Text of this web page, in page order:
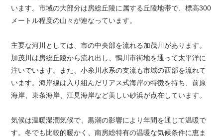
います。市域の大部分は房総丘陵に属する丘陵地帯で、標高300
メートル程度の山々が連なっています。
主要な河川としては、市の中央部を流れる加茂川があります。
加茂川は房総丘陵から流れ出し、鴨川市街地を通って太平洋に
注いでいます。また、小糸川水系の支流も市域の西部を流れて
います。海岸線は入り組んだリアス式海岸の特徴を持ち、前原
海岸、東条海岸、江見海岸など美しい砂浜が点在しています。
気候は温暖湿潤気候で、黒潮の影響により年間を通じて温暖で
す。冬でも比較的暖かく、南房総特有の温暖な気候条件に恵ま